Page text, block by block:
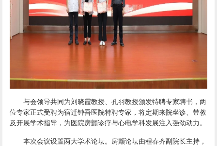
与会领导共同为刘晓霞教授、孔羽教授颁发特聘专家聘书，两
位专家正式受聘为宿迁钟吾医院特聘专家，将定期来院坐诊、带教
及开展学术指导，为医院房颤诊疗与心电学科发展注入强劲动力。
本次会议设置两大学术论坛。房颤论坛由程春齐副院长主持，